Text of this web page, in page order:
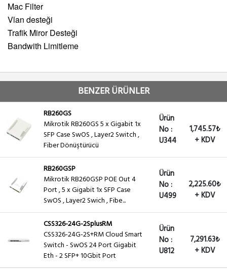
Mac Filter
Vlan desteği
Trafik Miror Desteği
Bandwith Limitleme
BENZER ÜRÜNLER
RB260GS
Mikrotik RB260GS 5 x Gigabit 1x
SFP Case SwOS , Layer2 Switch ,
Fiber Dönüştürücü
Ürün
No :
U344
1,745.57₺
+ KDV
RB260GSP
Mikrotik RB260GSP POE Out 4
Port , 5 x Gigabit 1x SFP Case
SwOS , Layer2 Swich , Fibe...
Ürün
No :
U499
2,225.60₺
+ KDV
CSS326-24G-2SplusRM
CSS326-24G-2S+RM Cloud Smart
Switch - SwOS 24 Port Gigabit
Eth - 2 SFP+ 10Gbit Port
Ürün
No :
U812
7,291.63₺
+ KDV